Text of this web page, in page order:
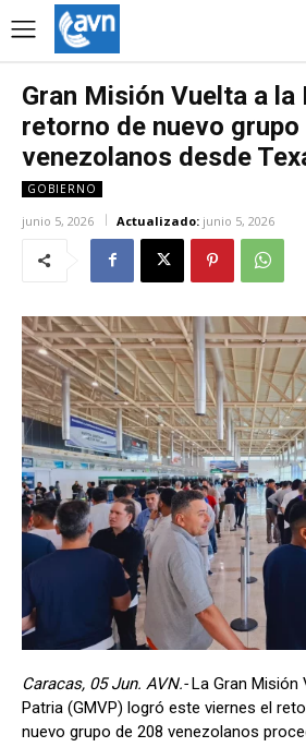
Gran Misión Vuelta a
retorno de nuevo grupo
venezolanos desde
GOBIERNO
junio 5, 2026 Actualizado: junio 5, 2026
Caracas, 05 Jun. AVN.-La Gran Misión
Patria (GMVP) logró este viernes el
nuevo grupo de 208 venezolanos